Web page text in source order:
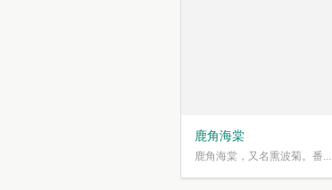
鹿角海棠
鹿角海棠，又名熏波菊。番...